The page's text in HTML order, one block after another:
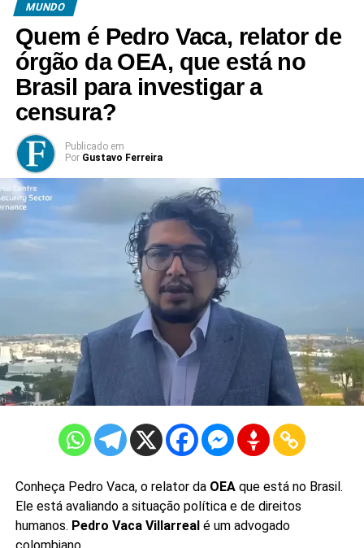
MUNDO
Quem é Pedro Vaca, relator de
órgão da OEA, que está no
Brasil para investigar a
censura?
Publicado em
Por Gustavo Ferreira
Conheça Pedro Vaca, o relator da OEAque está no Brasil.
Ele está avaliando a situação política e de direitos
humanos. Pedro Vaca Villarrealé um advogado